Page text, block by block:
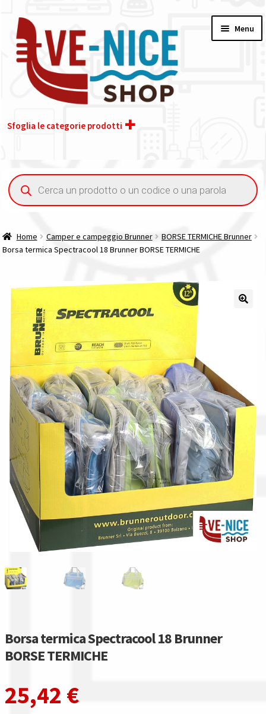
alla
navigazione
contenuto
Menu
Sfoglia le categorie prodotti
Acquisto iva 4% (agevolata)
Contatti
Il nostro gruppo acquisti
La nostra azienda
Condizioni generali
Acquisti in rete pubblica amministrazione
Assicurazione integrativa Garanzia3
Bonus fiscali 2025
Diritto di recesso
Garanzia del produttore
Gestione resi
Guida all’utilizzo del sito
Privacy policy
Confronta
Confronta
Ricerca
prodotti
Home Camper e campeggio Brunner
BORSE TERMICHE Brunner
Borsa termica Spectracool 18 Brunner BORSE TERMICHE
Borsa termica Spectracool 18 Brunner
BORSE TERMICHE
25,42 €